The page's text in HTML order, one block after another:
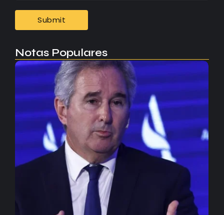
Notas Populares